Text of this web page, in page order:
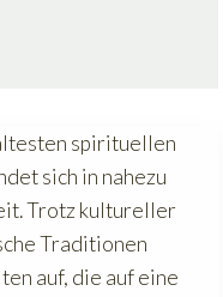
spirituellen
sich in nahezu
Trotz kultureller
Traditionen
auf, die auf eine